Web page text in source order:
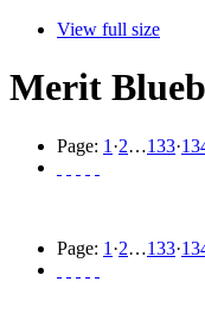
View full size
Merit
Page: 1 ·2…133·
Page: 1 ·2…133·